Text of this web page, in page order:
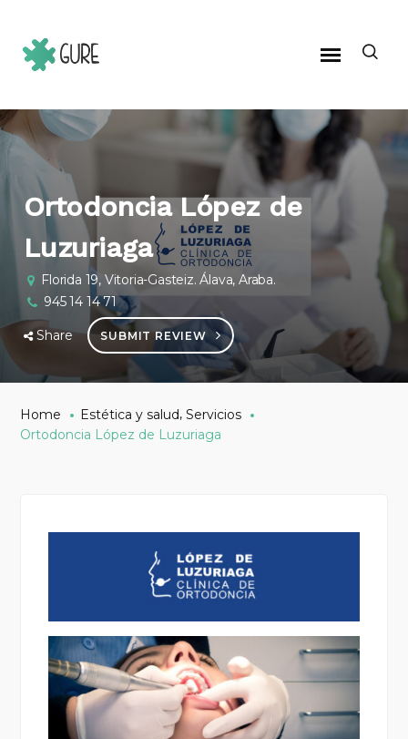
Ortodoncia López de
Luzuriaga
Florida 19, Vitoria-Gasteiz. Álava, Araba.
945 14 14 71
Share SUBMIT REVIEW
Home Estética y salud,Servicios
Ortodoncia López de Luzuriaga